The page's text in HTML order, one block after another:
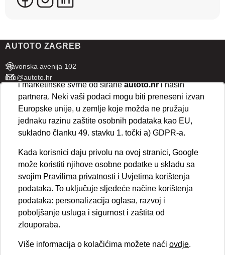
AUTOTO ZAGREB
Slavonska avenija 102
info@autoto.hr
Pon - Pet 07:30-18:00
Sub 08:00-13:00
AUTOTO SPLIT
info@autoto.hr
Pon - Pet 08:00-17:00
Sub 08:00-13:00
BRZI LINKOVI
Novosti
Politika privatnosti
VELEPRODAJA
koriste ove tehnologije.
ispravno funkcioniranje stranice. Odabirom
kolačića na vaš uređaj i njihovu obradu za analitičke
i marketinške svrhe od straneautoto.hri naših
partnera. Neki vaši podaci mogu biti preneseni izvan
Europske unije, u zemlje koje možda ne pružaju
jednaku razinu zaštite osobnih podataka kao EU,
sukladno članku 49. stavku 1. točki a) GDPR-a.
Kada korisnici daju privolu na ovoj stranici, Google
može koristiti njihove osobne podatke u skladu sa
svojim Pravilima privatnosti i Uvjetima korištenja
podataka. To uključuje sljedeće načine korištenja
podataka: personalizacija oglasa, razvoj i
poboljšanje usluga i sigurnost i zaštita od
zlouporaba.
Više informacija o kolačićima možete naći ovdje.